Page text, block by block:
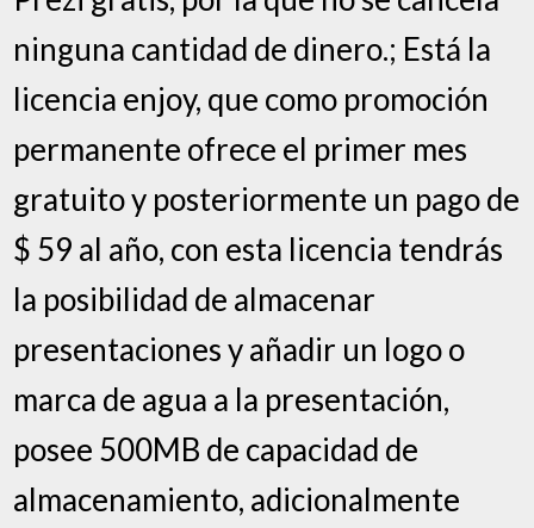
ninguna cantidad de dinero.; Está la
licencia enjoy, que como promoción
permanente ofrece el primer mes
gratuito y posteriormente un pago de
$ 59 al año, con esta licencia tendrás
la posibilidad de almacenar
presentaciones y añadir un logo o
marca de agua a la presentación,
posee 500MB de capacidad de
almacenamiento, adicionalmente